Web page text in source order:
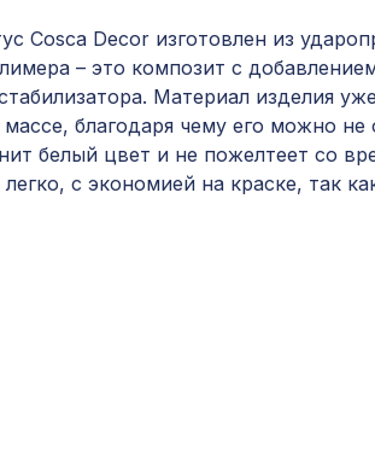
Cosca Decor изготовлен из
– это композит с
Материал изделия
массе, благодаря чему его можно
белый цвет и не пожелтеет со
с экономией на краске, так